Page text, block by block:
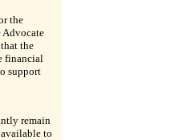
the
Advocate
the
financial
support
remain
to